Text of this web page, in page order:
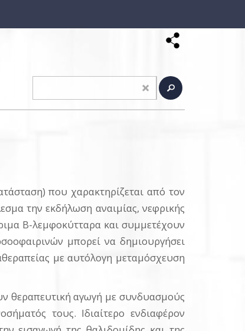
που χαρακτηρίζεται από τον
την εκδήλωση αναιμίας, νεφρικής
Β-λεμφοκύτταρα και συμμετέχουν
μπορεί να δημιουργήσει
με αυτόλογη μεταμόσχευση
θεραπευτική αγωγή με συνδυασμούς
τους. Ιδιαίτερο ενδιαφέρον